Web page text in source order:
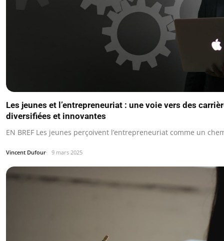
Les jeunes et l’entrepreneuriat : une voie vers des
diversifiées et innovantes
EN BREF Les jeunes perçoivent l’entrepreneuriat comme un
Vincent Dufour 9 mars 2025